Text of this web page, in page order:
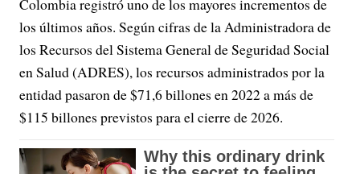
Colombia registró uno de los mayores incrementos de
los últimos años. Según cifras de la Administradora de
los Recursos del Sistema General de Seguridad Social
en Salud (ADRES), los recursos administrados por la
entidad pasaron de $71,6 billones en 2022 a más de
$115 billones previstos para el cierre de 2026.